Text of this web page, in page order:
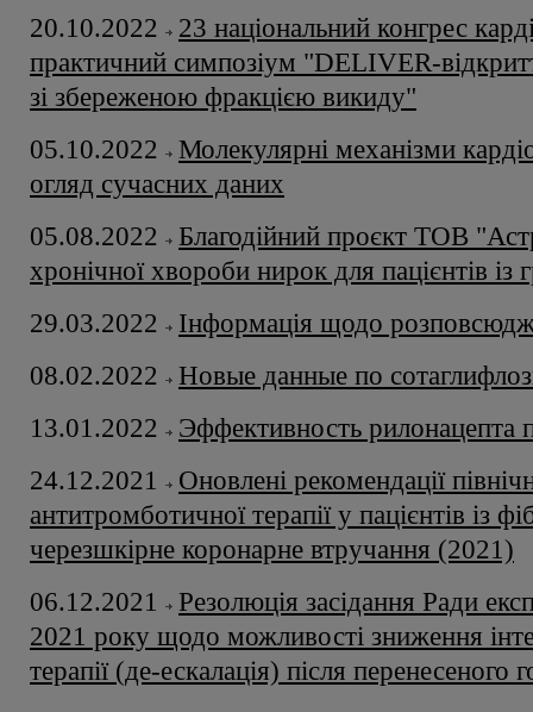
20.10.2022
23 національний конгрес
практичний симпозіум "DELIVER-
зі збереженою фракцією викиду"
05.10.2022
Молекулярні механізми
огляд сучасних даних
05.08.2022
Благодійний проєкт ТОВ
хронічної хвороби нирок для пацієнтів із
29.03.2022
Інформація щодо
08.02.2022
Новые данные по
13.01.2022
Эффективность
24.12.2021
Оновлені рекомендації
антитромботичної терапії у пацієнтів із
черезшкірне коронарне втручання (2021)
06.12.2021
Резолюція засідання Ради
2021 року щодо можливості зниження
терапії (де-ескалація) після